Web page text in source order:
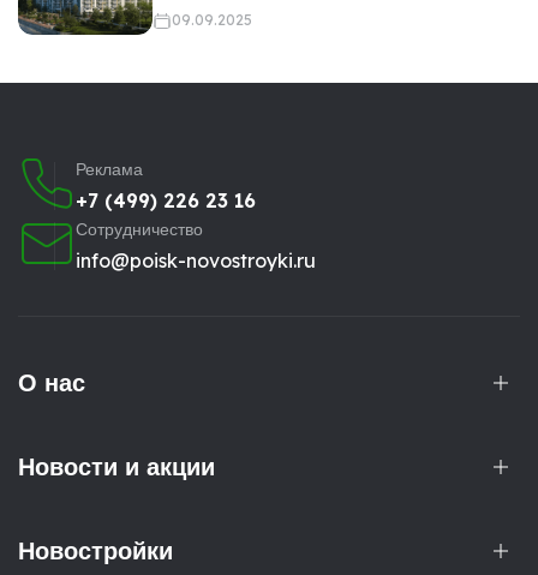
09.09.2025
Реклама
+7 (499) 226 23 16
Сотрудничество
info@poisk-novostroyki.ru
О нас
Новости и акции
Новостройки